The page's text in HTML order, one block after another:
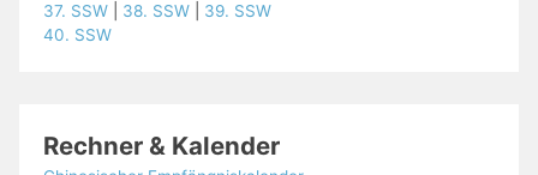
37. SSW
38. SSW
39. SSW
40. SSW
Rechner & Kalender